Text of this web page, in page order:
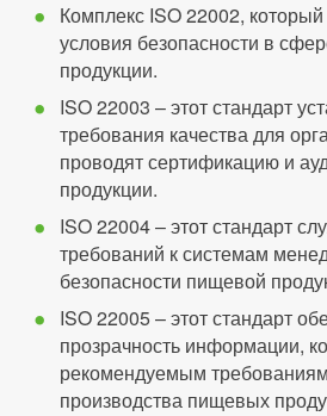
Комплекс ISO 22002,
условия безопасности в
продукции.
ISO 22003 – этот стандарт
требования качества для
проводят сертификацию и
продукции.
ISO 22004 – этот стандарт
требований к системам
безопасности пищевой
ISO 22005 – этот стандарт
прозрачность информации,
рекомендуемым
производства пищевых